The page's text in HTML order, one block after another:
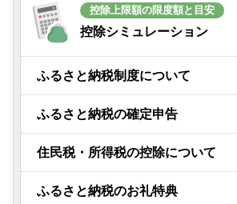
控除上限額の限度額と目安
控除シミュレーション
ふるさと納税制度について
ふるさと納税の確定申告
住民税・所得税の控除について
ふるさと納税のお礼特典